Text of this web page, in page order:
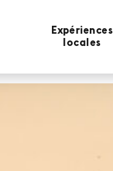
Expériences
locales